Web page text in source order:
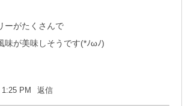
ーがたくさんで
味が美味しそうです(*ﾉωﾉ)
PM
返信